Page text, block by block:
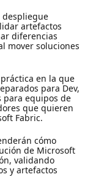
despliegue
artefactos
diferencias
mover soluciones
en la que
para Dev,
para equipos de
que quieren
Fabric.
cómo
de Microsoft
validando
y artefactos